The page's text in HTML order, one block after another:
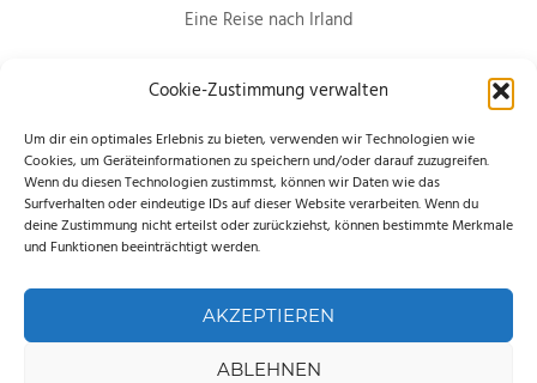
Cookie-Zustimmung verwalten
Um dir ein optimales Erlebnis zu bieten, verwenden wir Technologien wie
Cookies, um Geräteinformationen zu speichern und/oder darauf zuzugreifen.
Wenn du diesen Technologien zustimmst, können wir Daten wie das
Surfverhalten oder eindeutige IDs auf dieser Website verarbeiten. Wenn du
deine Zustimmung nicht erteilst oder zurückziehst, können bestimmte Merkmale
und Funktionen beeinträchtigt werden.
AKZEPTIEREN
ABLEHNEN
Eine Reise nach Irland
*Hierbei handelt es sich um Werbelinks. Wenn du etwas über den Link
bestellst, erhalte ich eine kleine Provision. Für dich entstehen keine
zusätzlichen Kosten. Ganz lieben Dank für deine Unterstützung.
WordPress-Theme: Palm Beach von ThemeZee.